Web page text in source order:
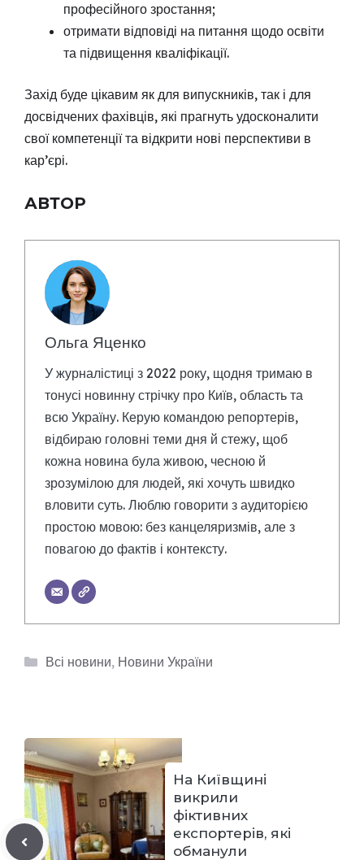
професійного зростання;
отримати відповіді на питання щодо освіти
та підвищення кваліфікації.
Захід буде цікавим як для випускників, так і для
досвідчених фахівців, які прагнуть удосконалити
свої компетенції та відкрити нові перспективи в
кар’єрі.
АВТОР
Ольга Яценко
У журналістиці з 2022 року, щодня тримаю в
тонусі новинну стрічку про Київ, область та
всю Україну. Керую командою репортерів,
відбираю головні теми дня й стежу, щоб
кожна новина була живою, чесною й
зрозумілою для людей, які хочуть швидко
вловити суть. Люблю говорити з аудиторією
простою мовою: без канцеляризмів, але з
повагою до фактів і контексту.
Категорії
Всі новини, Новини України
На Київщині
викрили
фіктивних
експортерів, які
обманули